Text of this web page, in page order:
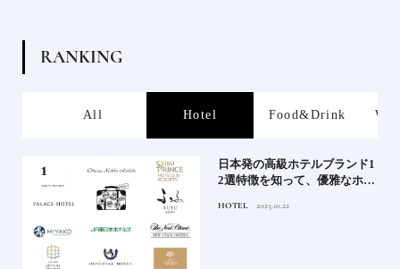
RANKING
All Hotel Food&Drink
日本発の高級ホテルブランド1
2選特徴を知って、優雅なホテ
ンド大解剖①
HOTEL 2025.10.22